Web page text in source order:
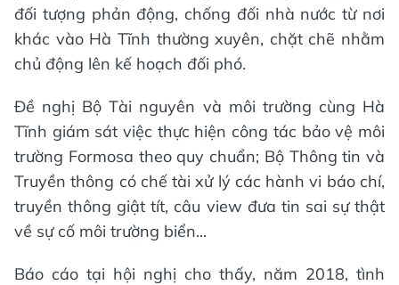
đối tượng phản động, chống đối nhà nước từ nơi
khác vào Hà Tĩnh thường xuyên, chặt chẽ nhằm
chủ động lên kế hoạch đối phó.
Đề nghị Bộ Tài nguyên và môi trường cùng Hà
Tĩnh giám sát việc thực hiện công tác bảo vệ môi
trường Formosa theo quy chuẩn; Bộ Thông tin và
Truyền thông có chế tài xử lý các hành vi báo chí,
truyền thông giật tít, câu view đưa tin sai sự thật
về sự cố môi trường biển...
Báo cáo tại hội nghị cho thấy, năm 2018, tình